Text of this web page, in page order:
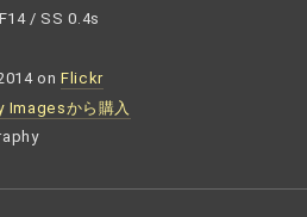
/ SS 0.4s
onFlickr
Imagesから購入